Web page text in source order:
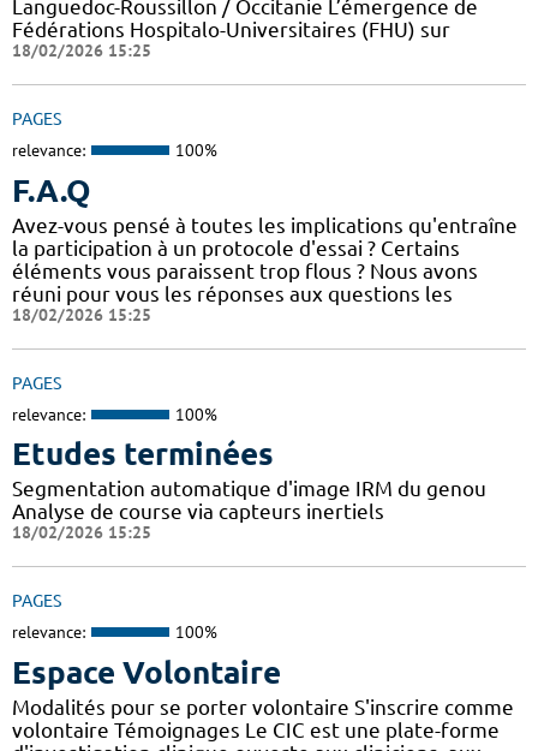
Languedoc-Roussillon / Occitanie L’émergence de
Fédérations Hospitalo-Universitaires (FHU) sur
18/02/2026 15:25
PAGES
relevance: 100%
F.A.Q
Avez-vous pensé à toutes les implications qu'entraîne
la participation à un protocole d'essai ? Certains
éléments vous paraissent trop flous ? Nous avons
réuni pour vous les réponses aux questions les
18/02/2026 15:25
PAGES
relevance: 100%
Etudes terminées
Segmentation automatique d'image IRM du genou
Analyse de course via capteurs inertiels
18/02/2026 15:25
PAGES
relevance: 100%
Espace Volontaire
Modalités pour se porter volontaire S'inscrire comme
volontaire Témoignages Le CIC est une plate-forme